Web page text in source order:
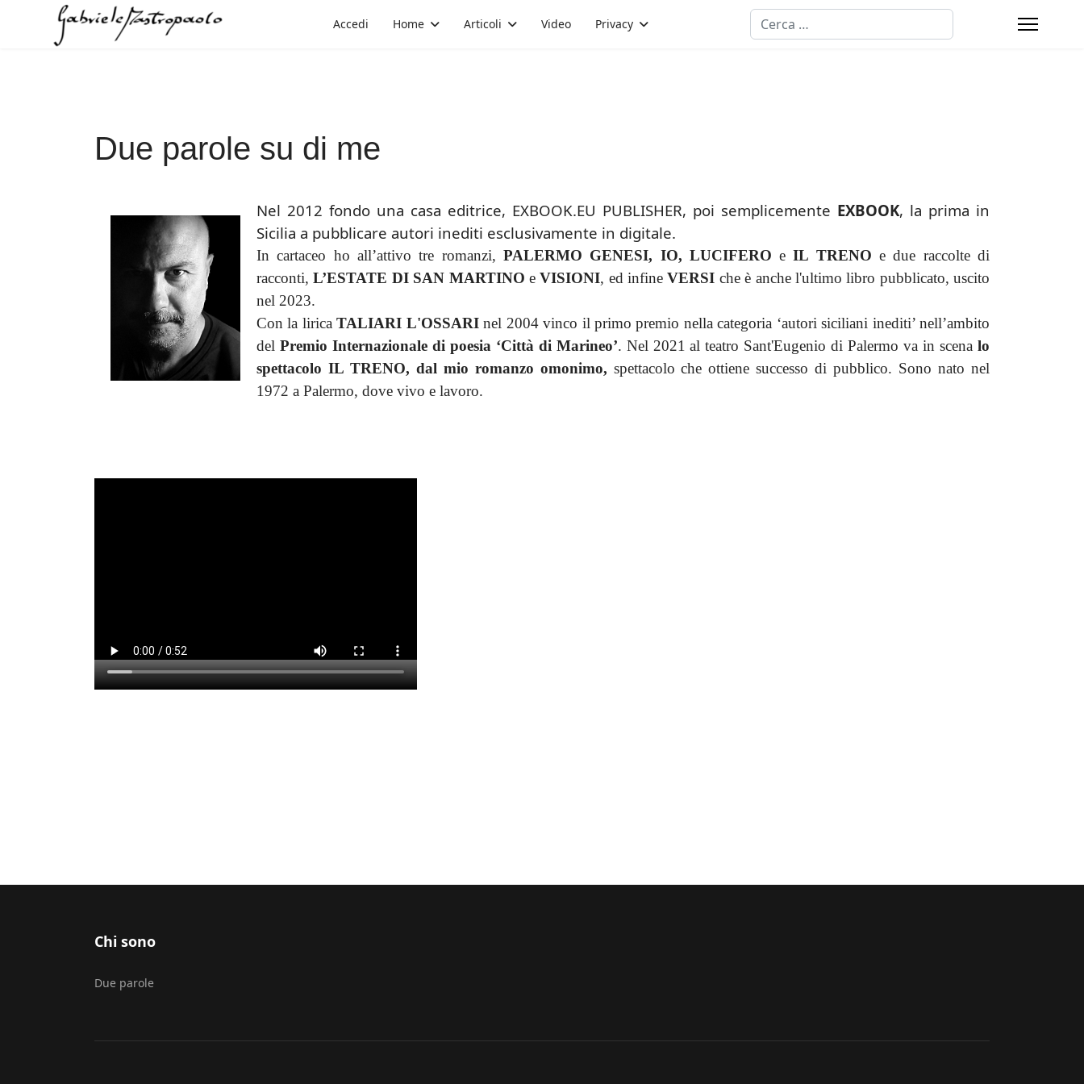
Accedi Home Articoli Video Privacy Cerca
Seleziona la tua lingua
Due parole su di me
Nel 2012 fondo una casa editrice, EXBOOK.EU PUBLISHER, poi semplicemente EXBOOK, la prima in
Sicilia a pubblicare autori inediti esclusivamente in digitale.
In cartaceo ho all’attivo tre romanzi, PALERMO GENESI, IO, LUCIFERO eIL TRENO e due raccolte di
racconti,L’ESTATE DI SAN MARTINO eVISIONI, ed infineVERSI che è anche l'ultimo libro pubblicato, uscito
nel 2023.
Con la liricaTALIARI L'OSSARInel 2004 vinco il primo premio nella categoria ‘autori siciliani inediti’ nell’ambito
del Premio Internazionale di poesia ‘Città di Marineo’. Nel 2021 al teatro Sant'Eugenio di Palermo va in scenalo
spettacolo IL TRENO, dal mio romanzo omonimo, spettacolo che ottiene successo di pubblico. Sono nato nel
1972 a Palermo, dove vivo e lavoro.
Chi sono
Due parole